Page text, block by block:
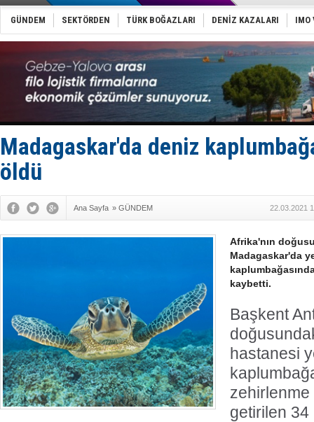
İTU AUV,
LNG
PROYAD,
Türkiye-
Türk
Deniz
DÖDER,
Fairline,
Baltık
Runit
Türk
GÜNDEM SEKTÖRDEN TÜRK BOĞAZLARI DENİZ KAZALARI IMO
Madagaskar'da deniz
öldü
Ana Sayfa » GÜNDEM 22.03.2021
Afrika'nın
Madagaskar'da
kaybetti.
Başkent
hastanesi
getirilen